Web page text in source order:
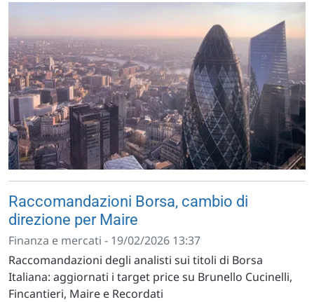
Raccomandazioni Borsa, cambio di
direzione per Maire
Finanza e mercati - 19/02/2026 13:37
Raccomandazioni degli analisti sui titoli di Borsa
Italiana: aggiornati i target price su Brunello Cucinelli,
Fincantieri, Maire e Recordati